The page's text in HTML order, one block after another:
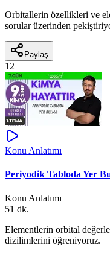
Orbitallerin özellikleri ve
sorular üzerinden
Paylaş
12
Konu Anlatımı
Periyodik Tabloda Yer
Konu Anlatımı
51 dk.
Elementlerin orbital
dizilimlerini öğreniyoruz.